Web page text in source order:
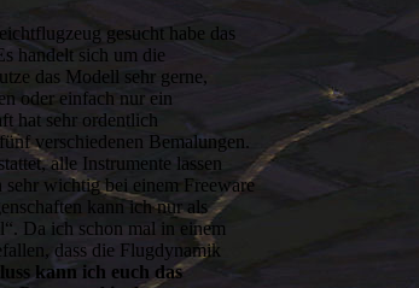
gesucht habe das
handelt sich um die
das Modell sehr gerne,
oder einfach nur ein
hat sehr ordentlich
verschiedenen Bemalungen.
alle Instrumente lassen
wichtig bei einem Freeware
kann ich nur als
Da ich schon mal in einem
dass die Flugdynamik
kann ich euch das